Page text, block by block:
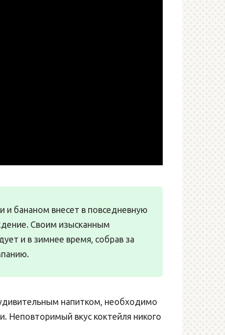
и бананом внесет в повседневную
Своим изысканным
и в зимнее время, собрав за
напитком, необходимо
Неповторимый вкус коктейля никого